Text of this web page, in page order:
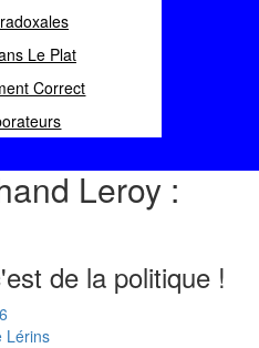
Le Plat
Correct
Leroy :
de la politique !
Lérins